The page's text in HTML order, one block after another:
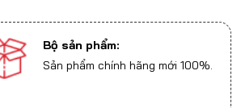
Bộ sản phẩm:
Sản phẩm chính hãng mới 100%.